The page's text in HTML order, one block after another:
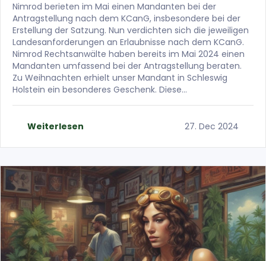
Nimrod berieten im Mai einen Mandanten bei der
Antragstellung nach dem KCanG, insbesondere bei der
Erstellung der Satzung. Nun verdichten sich die jeweiligen
Landesanforderungen an Erlaubnisse nach dem KCanG.
Nimrod Rechtsanwälte haben bereits im Mai 2024 einen
Mandanten umfassend bei der Antragstellung beraten.
Zu Weihnachten erhielt unser Mandant in Schleswig
Holstein ein besonderes Geschenk. Diese…
Weiterlesen 27. Dec 2024